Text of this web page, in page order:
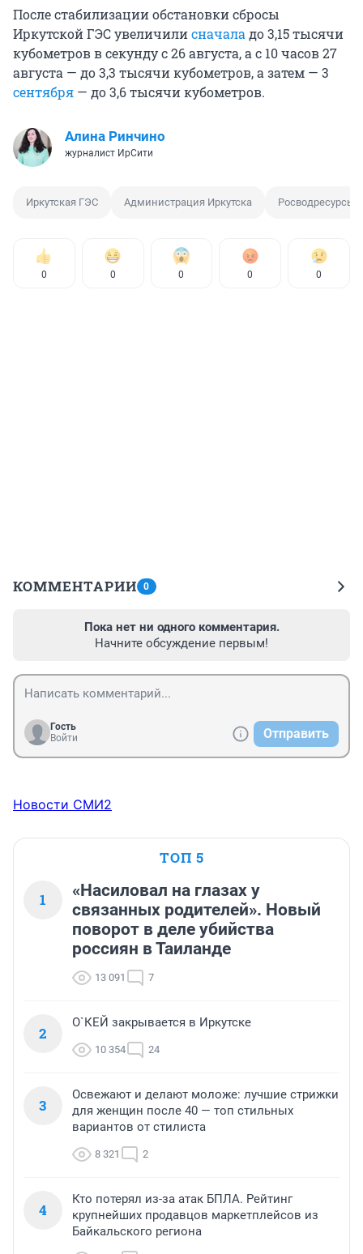
После стабилизации обстановки сбросы
Иркутской ГЭС увеличилисначала до 3,15 тысячи
кубометров в секунду с 26 августа, а с 10 часов 27
августа — до 3,3 тысячи кубометров, а затем — 3
сентября — до 3,6 тысячи кубометров.
Алина Ринчино
журналист ИрСити
Иркутская ГЭС Администрация Иркутска Росводресурсы
0 0 0 0 0
КОММЕНТАРИИ 0
Пока нет ни одного комментария.
Начните обсуждение первым!
Гость
Войти
Отправить
Новости СМИ2
ТОП 5
1
«Насиловал на глазах у
связанных родителей». Новый
поворот в деле убийства
россиян в Таиланде
13 091 7
2
О`КЕЙ закрывается в Иркутске
10 354 24
3
Освежают и делают моложе: лучшие стрижки
для женщин после 40 — топ стильных
вариантов от стилиста
8 321 2
4
Кто потерял из-за атак БПЛА. Рейтинг
крупнейших продавцов маркетплейсов из
Байкальского региона